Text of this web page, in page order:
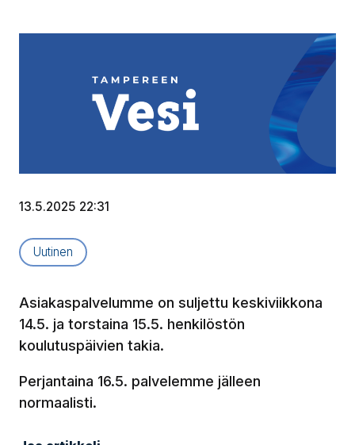
13.5.2025 22:31
Artikkelityyppi:
Uutinen
Asiakaspalvelumme on suljettu keskiviikkona
14.5. ja torstaina 15.5. henkilöstön
koulutuspäivien takia.
Perjantaina 16.5. palvelemme jälleen
normaalisti.